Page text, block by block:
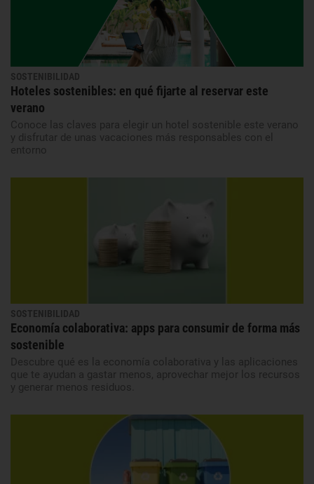
SOSTENIBILIDAD
Hoteles sostenibles: en qué fijarte al reservar este
verano
Conoce las claves para elegir un hotel sostenible este verano
y disfrutar de unas vacaciones más responsables con el
entorno
SOSTENIBILIDAD
Economía colaborativa: apps para consumir de forma más
sostenible
Descubre qué es la economía colaborativa y las aplicaciones
que te ayudan a gastar menos, aprovechar mejor los recursos
y generar menos residuos.